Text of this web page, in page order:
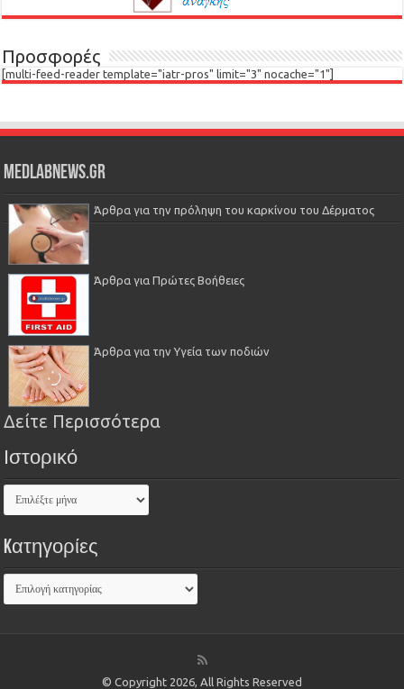
Προσφορές
[multi-feed-reader template="iatr-pros" limit="3" nocache="1"]
Medlabnews.gr
Άρθρα για την πρόληψη του καρκίνου του Δέρματος
Άρθρα για Πρώτες Βοήθειες
Άρθρα για την Υγεία των ποδιών
Δείτε Περισσότερα
Ιστορικό
Kατηγορίες
© Copyright 2026, All Rights Reserved